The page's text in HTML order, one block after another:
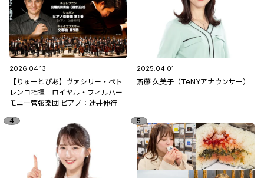
2026.04.13
【りゅーとぴあ】ヴァシリー・ペト
レンコ指揮 ロイヤル・フィルハー
モニー管弦楽団 ピアノ：辻󠄀井伸行
2025.04.01
斎藤 久美子（TeNYアナウンサー）